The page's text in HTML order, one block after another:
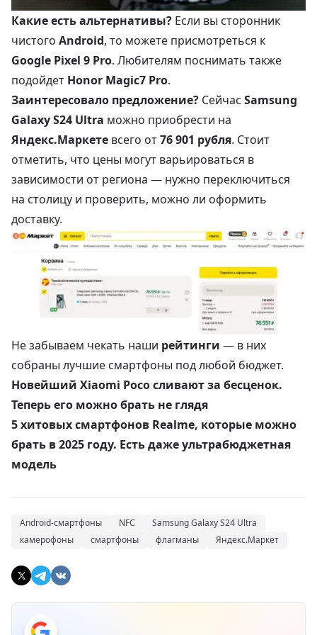
Какие есть альтернативы? Если вы сторонник
чистого Android, то можете присмотреться к
Google Pixel 9 Pro. Любителям поснимать также
подойдет Honor Magic7 Pro.
Заинтересовало предложение? Сейчас Samsung
Galaxy S24 Ultra можно приобрести на
Яндекс.Маркете всего от76 901 рубля. Стоит
отметить, что цены могут варьироваться в
зависимости от региона — нужно переключиться
на столицу и проверить, можно ли оформить
доставку.
Не забываем чекать наши рейтинги — в них
собраны лучшие смартфоны под любой бюджет.
Новейший Xiaomi Poco сливают за бесценок.
Теперь его можно брать не глядя
5 хитовых смартфонов Realme, которые можно
брать в 2025 году. Есть даже ультрабюджетная
модель
Android-смартфоны NFC
Samsung Galaxy S24 Ultra
камерофоны
смартфоны флагманы Яндекс.Маркет